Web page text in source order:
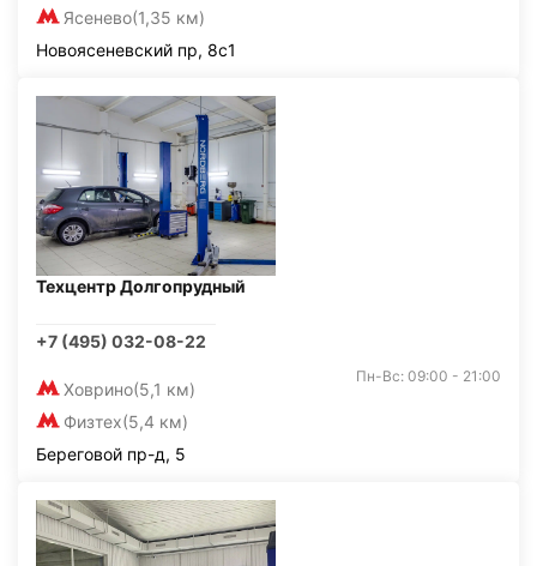
Ясенево(1,35 км)
Новоясеневский пр, 8с1
Техцентр Долгопрудный
+7 (495) 032-08-22
Ховрино(5,1 км)
Физтех(5,4 км)
Пн-Вс: 09:00 - 21:00
Береговой пр-д, 5